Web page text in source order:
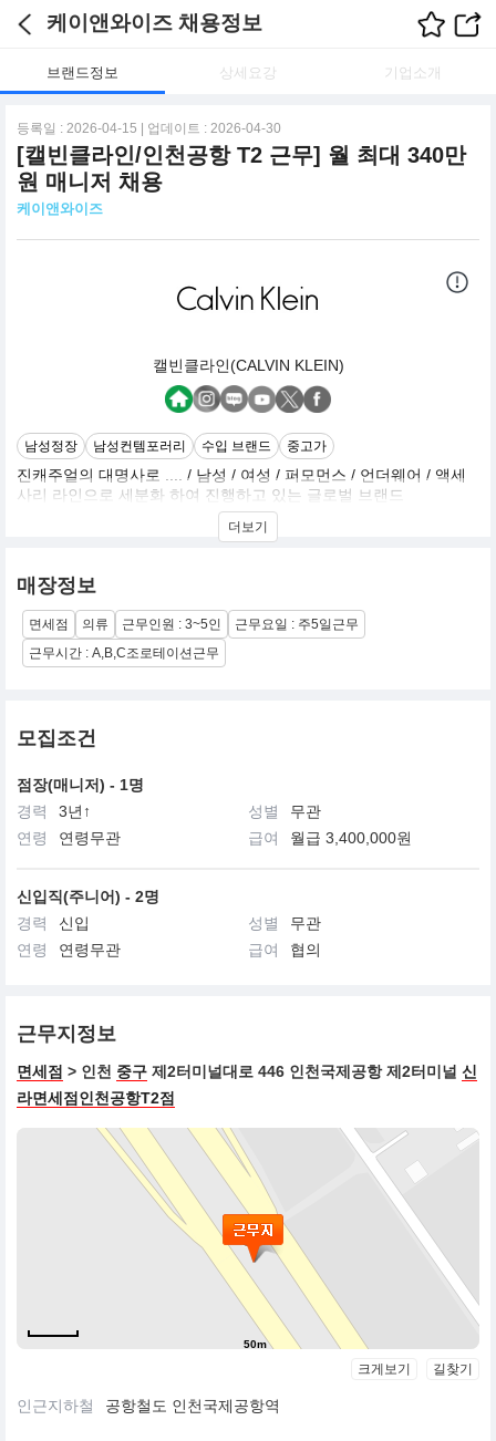
케이앤와이즈 채용정보
브랜드정보 상세요강 기업소개
등록일 : 2026-04-15 | 업데이트 : 2026-04-30
[캘빈클라인/인천공항 T2 근무] 월 최대 340만
원 매니저 채용
케이앤와이즈
캘빈클라인(CALVIN KLEIN)
남성정장 남성컨템포러리 수입 브랜드 중고가
진캐주얼의 대명사로 .... / 남성 / 여성 / 퍼모먼스 / 언더웨어 / 액세
사리 라인으로 세분화 하여 진행하고 있는 글로벌 브랜드
더보기
매장정보
면세점 의류 근무인원 : 3~5인
근무요일 : 주5일근무
근무시간 : A,B,C조로테이션근무
모집조건
점장(매니저) - 1명
경력
3년↑ 성별
무관
연령
연령무관 급여 월급 3,400,000원
신입직(주니어) - 2명
경력
신입 성별
무관
연령
연령무관 급여 협의
근무지정보
면세점 > 인천 중구 제2터미널대로 446 인천국제공항 제2터미널 신
라면세점인천공항T2점
50m
크게보기 길찾기
인근지하철 공항철도 인천국제공항역